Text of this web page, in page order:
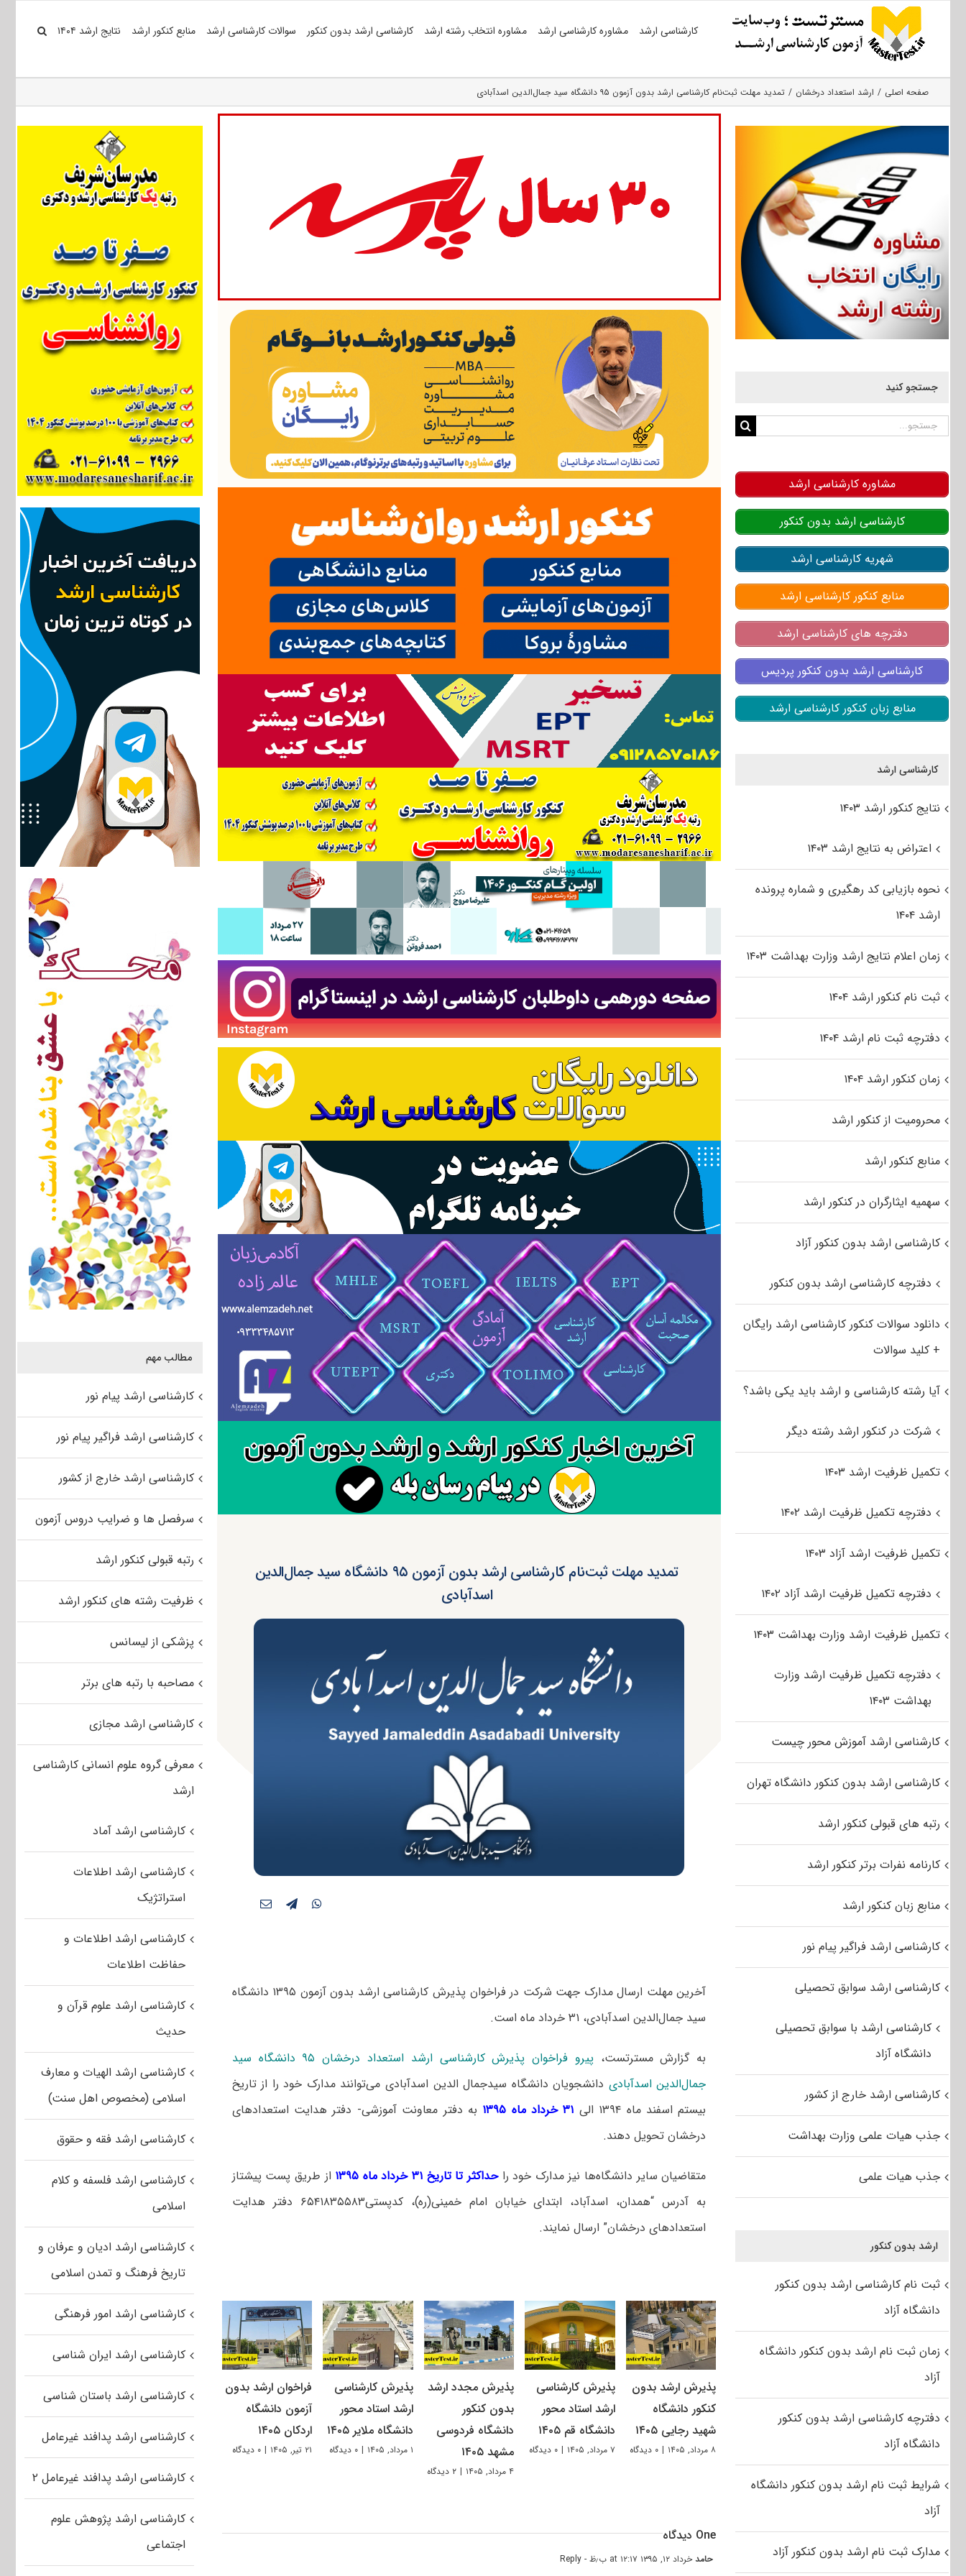
کارشناسی ارشد مشاوره کارشناسی ارشد مشاوره انتخاب رشته ارشد کارشناسی ارشد بدون کنکور سوالات کارشناسی ارشد منابع کنکور ارشد نتایج ارشد ۱۴۰۴
صفحه اصلی ارشد استعداد درخشان تمدید مهلت ثبت‌نام کارشناسی ارشد بدون آزمون ۹۵ دانشگاه سید جمال‌الدین‌ اسدآبادی
تمدید مهلت ثبت‌نام کارشناسی ارشد بدون آزمون ۹۵ دانشگاه سید جمال‌الدین‌
اسدآبادی
آخرین مهلت ارسال مدارک جهت شرکت در فراخوان پذیرش کارشناسی ارشد بدون آزمون ۱۳۹۵ دانشگاه
سید جمال‌الدین‌ اسدآبادی، ۳۱ خرداد ماه است.
به گزارش مسترتست، پیرو
فراخوان پذیرش کارشناسی ارشد استعداد درخشان ۹۵ دانشگاه سید
جمال‌الدین‌ اسدآبادی دانشجویان داﻧﺸﮕﺎه سیدجمال الدین اسدآبادی می‌توانند مدارک خود را از تاریخ
بیستم اسفند ماه ۱۳۹۴ الی
۳۱ خرداد ماه ۱۳۹۵
به دفتر معاونت آموزشی- دفتر هدایت استعدادهای
درخشان تحویل دهند.
متقاضیان سایر دانشگاه‌ها نیز مدارک خود راحداکثر تا تاریخ ۳۱ خرداد ماه ۱۳۹۵
از طریق پست پیشتاز
به آدرس “همدان، اسدآباد، ابتدای خیابان امام خمینی(ره)، کدپستی۶۵۴۱۸۳۵۵۸۳ دفتر هدایت
استعدادهای درخشان” ارسال نمایند.
پذیرش ارشد بدون
کنکور دانشگاه
شهید رجایی ۱۴۰۵
۸ مرداد, ۱۴۰۵ | ۰ دیدگاه
پذیرش کارشناسی
ارشد استاد محور
دانشگاه قم ۱۴۰۵
۷ مرداد, ۱۴۰۵ | ۰ دیدگاه
پذیرش مجدد ارشد
بدون کنکور
دانشگاه فردوسی
مشهد ۱۴۰۵
۴ مرداد, ۱۴۰۵ | ۲ دیدگاه
پذیرش کارشناسی
ارشد استاد محور
دانشگاه ملایر ۱۴۰۵
۱ مرداد, ۱۴۰۵ | ۰ دیدگاه
فراخوان ارشد بدون
آزمون دانشگاه
اردکان ۱۴۰۵
۲۱ تیر, ۱۴۰۵ | ۰ دیدگاه
One دیدگاه
حامدخرداد ۱۲, ۱۳۹۵ at ۱۲:۱۷ ب٫ظ - Reply
مطالب مهم
کارشناسی ارشد پیام نور
کارشناسی ارشد فراگیر پیام نور
کارشناسی ارشد خارج از کشور
سرفصل ها و ضرایب دروس آزمون
رتبه قبولی کنکور ارشد
ظرفیت رشته های کنکور ارشد
پزشکی از لیسانس
مصاحبه با رتبه های برتر
کارشناسی ارشد مجازی
معرفی گروه علوم انسانی کارشناسی
ارشد
کارشناسی ارشد آماد
کارشناسی ارشد اطلاعات
استراتژیک
کارشناسی ارشد اطلاعات و
حفاظت اطلاعات
کارشناسی ارشد علوم قرآن و
حدیث
کارشناسی ارشد الهیات و معارف
اسلامی (مخصوص اهل سنت)
کارشناسی ارشد فقه و حقوق
کارشناسی ارشد فلسفه و کلام
اسلامی
کارشناسی ارشد ادیان و عرفان و
تاریخ فرهنگ و تمدن اسلامی
کارشناسی ارشد امور فرهنگی
کارشناسی ارشد ایران شناسی
کارشناسی ارشد باستان شناسی
کارشناسی ارشد پدافند غیرعامل
کارشناسی ارشد پدافند غیرعامل ۲
کارشناسی ارشد پژوهش علوم
اجتماعی
جستجو کنید
جستجو
مشاوره کارشناسی ارشد
کارشناسی ارشد بدون کنکور
شهریه کارشناسی ارشد
منابع کنکور کارشناسی ارشد
دفترچه های کارشناسی ارشد
کارشناسی ارشد بدون کنکور پردیس
منابع زبان کنکور کارشناسی ارشد
کارشناسی ارشد
نتایج کنکور ارشد ۱۴۰۳
اعتراض به نتایج ارشد ۱۴۰۳
نحوه بازیابی کد رهگیری و شماره پرونده
ارشد ۱۴۰۴
زمان اعلام نتایج ارشد وزارت بهداشت ۱۴۰۳
ثبت نام کنکور ارشد ۱۴۰۴
دفترچه ثبت نام ارشد ۱۴۰۴
زمان کنکور ارشد ۱۴۰۴
محرومیت از کنکور ارشد
منابع کنکور ارشد
سهمیه ایثارگران در کنکور ارشد
کارشناسی ارشد بدون کنکور آزاد
دفترچه کارشناسی ارشد بدون کنکور
دانلود سوالات کنکور کارشناسی ارشد رایگان
+ کلید سوالات
آیا رشته کارشناسی و ارشد باید یکی باشد؟
شرکت در کنکور ارشد رشته دیگر
تکمیل ظرفیت ارشد ۱۴۰۳
دفترچه تکمیل ظرفیت ارشد ۱۴۰۲
تکمیل ظرفیت ارشد آزاد ۱۴۰۳
دفترچه تکمیل ظرفیت ارشد آزاد ۱۴۰۲
تکمیل ظرفیت ارشد وزارت بهداشت ۱۴۰۳
دفترچه تکمیل ظرفیت ارشد وزارت
بهداشت ۱۴۰۳
کارشناسی ارشد آموزش محور چیست
کارشناسی ارشد بدون کنکور دانشگاه تهران
رتبه های قبولی کنکور ارشد
کارنامه نفرات برتر کنکور ارشد
منابع زبان کنکور ارشد
کارشناسی ارشد فراگیر پیام نور
کارشناسی ارشد سوابق تحصیلی
کارشناسی ارشد با سوابق تحصیلی
دانشگاه آزاد
کارشناسی ارشد خارج از کشور
جذب هیات علمی وزارت بهداشت
جذب هیات علمی
ارشد بدون کنکور
ثبت نام کارشناسی ارشد بدون کنکور
دانشگاه آزاد
زمان ثبت نام ارشد بدون کنکور دانشگاه
آزاد
دفترچه کارشناسی ارشد بدون کنکور
دانشگاه آزاد
شرایط ثبت نام ارشد بدون کنکور دانشگاه
آزاد
مدارک ثبت نام ارشد بدون کنکور آزاد